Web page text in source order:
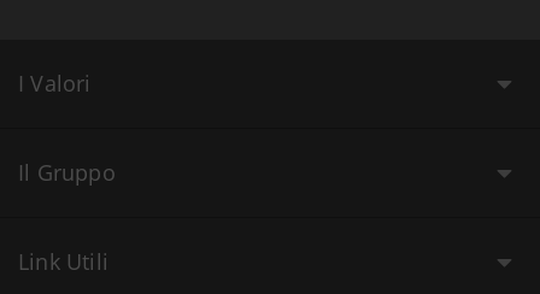
I Valori
Il Gruppo
Link Utili